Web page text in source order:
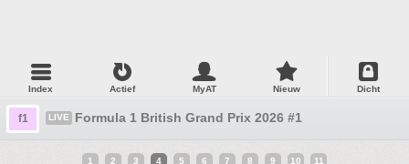
Index Actief MyAT Nieuw Dicht
f1 LIVE Formula 1 British Grand Prix 2026 #1
1 2 3 4 5 6 7 8 9 10 11